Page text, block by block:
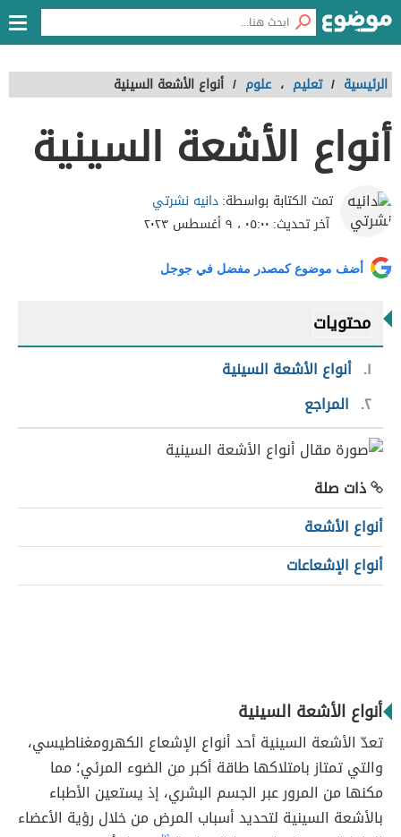
الرئيسية / تعليم ، علوم / أنواع الأشعة السينية
أنواع الأشعة السينية
تمت الكتابة بواسطة:دانيه نشرتي
آخر تحديث: ٠٥:٠٠ ، ٩ أغسطس ٢٠٢٣
أضف موضوع كمصدر مفضل في جوجل
محتويات
١ أنواع الأشعة السينية
٢ المراجع
ذات صلة
أنواع الأشعة
أنواع الإشعاعات
أنواع الأشعة السينية
تعدّ الأشعة السينية أحد أنواع الإشعاع الكهرومغناطيسي،
والتي تمتاز بامتلاكها طاقة أكبر من الضوء المرئي؛ مما
مكنها من المرور عبر الجسم البشري، إذ يستعين الأطباء
بالأشعة السينية لتحديد أسباب المرض من خلال رؤية الأعضاء